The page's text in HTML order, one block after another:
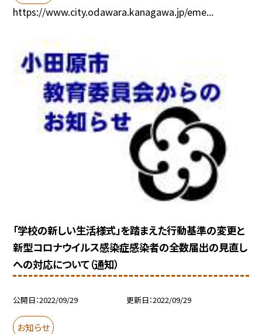
https://www.city.odawara.kanagawa.jp/eme...
「学校の新しい生活様式」を踏まえた行動基準の変更と
新型コロナウイルス感染症感染者の全数届出の見直し
への対応について（通知）
公開日 2022/09/29 更新日 2022/09/29
お知らせ